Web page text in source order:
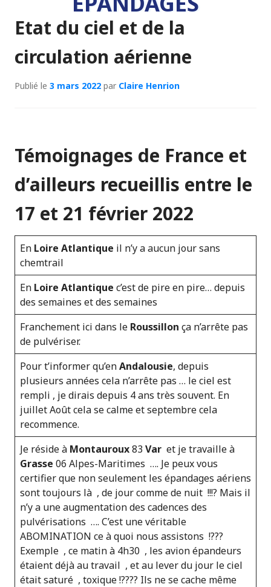
Etat du ciel et de la
circulation aérienne
Publié le 3 mars 2022 par Claire Henrion
Témoignages de France et
d’ailleurs recueillis entre le
17 et 21 février 2022
En Loire Atlantique il n’y a aucun jour sans
chemtrail
En Loire Atlantique c’est de pire en pire… depuis
des semaines et des semaines
Franchement ici dans le Roussillon ça n’arrête pas
de pulvériser.
Pour t’informer qu’enAndalousie, depuis
plusieurs années cela n’arrête pas … le ciel est
rempli , je dirais depuis 4 ans très souvent. En
juillet Août cela se calme et septembre cela
recommence.
Je réside à Montauroux83 Var et je travaille à
Grasse 06 Alpes-Maritimes …. Je peux vous
certifier que non seulement les épandages aériens
sont toujours là , de jour comme de nuit !!!? Mais il
n’y a une augmentation des cadences des
pulvérisations …. C’est une véritable
ABOMINATION ce à quoi nous assistons !???
Exemple , ce matin à 4h30 , les avion épandeurs
étaient déjà au travail , et au lever du jour le ciel
était saturé , toxique !???? Ils ne se cache même